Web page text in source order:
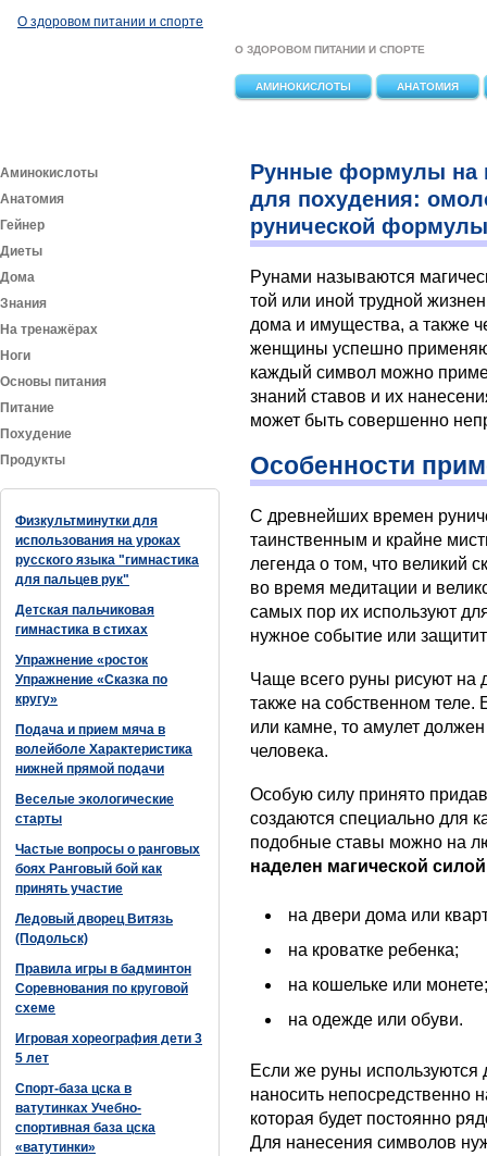
О здоровом питании и спорте
О ЗДОРОВОМ ПИТАНИИ И СПОРТЕ
АМИНОКИСЛОТЫ АНАТОМИЯ
Аминокислоты
Анатомия
Гейнер
Диеты
Дома
Знания
На тренажёрах
Ноги
Основы питания
Питание
Похудение
Продукты
Физкультминутки для
использования на уроках
русского языка "гимнастика
для пальцев рук"
Детская пальчиковая
гимнастика в стихах
Упражнение «росток
Упражнение «Сказка по
кругу»
Подача и прием мяча в
волейболе Характеристика
нижней прямой подачи
Веселые экологические
старты
Частые вопросы о ранговых
боях Ранговый бой как
принять участие
Ледовый дворец Витязь
(Подольск)
Правила игры в бадминтон
Соревнования по круговой
схеме
Игровая хореография дети 3
5 лет
Спорт-база цска в
ватутинках Учебно-
спортивная база цска
«ватутинки»
Рунные формулы на
для похудения:
рунической формулы
Рунами называются
той или иной трудной
дома и имущества, а также
женщины успешно
каждый символ можно
знаний ставов и их
может быть совершенно
Особенности
С древнейших времен
таинственным и крайне
легенда о том, что великий
во время медитации и
самых пор их используют
нужное событие или
Чаще всего руны рисуют на
также на собственном
или камне, то амулет
человека.
Особую силу принято
создаются специально для
подобные ставы можно на
наделен магической
на двери дома или
на кроватке ребенка;
на кошельке или монете;
на одежде или обуви.
Если же руны используются
наносить непосредственно
которая будет постоянно
Для нанесения символов